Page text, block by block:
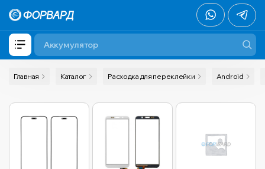
Главная Каталог Расходка для переклейки Android